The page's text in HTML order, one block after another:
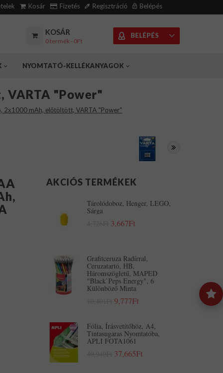
Kosár Fizetés Regisztráció Belépés
KOSÁR
0 termék - 0Ft
BELÉPÉS
NYOMTATÓ-KELLÉKANYAGOK
"Power"
2x1000 mAh, előtöltött, VARTA "Power"
AKCIÓS TERMÉKEK
Tárolódoboz, Henger, LEGO,
Sárga
3,667Ft
Grafitceruza Radírral,
Ceruzatartó, HB,
Háromszögletű, MAPED
"Black`Peps Energy", 6
Különböző Minta
9,777Ft
Fólia, Írásvetítőhöz, A4,
Tintasugaras Nyomtatóba,
APLI FOTA1061
37,665Ft